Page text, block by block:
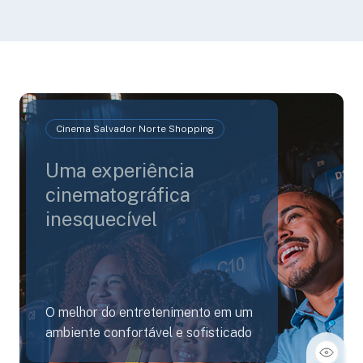
Cinema Salvador Norte Shopping
Uma experiência
cinematográfica
inesquecível
O melhor do entretenimento em um
ambiente confortável e sofisticado